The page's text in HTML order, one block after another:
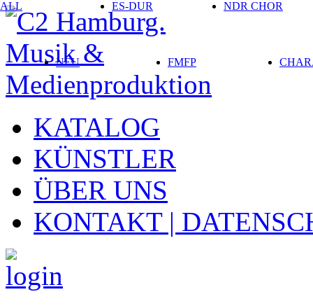
KATALOG
KÜNSTLER
ÜBER UNS
KONTAKT |
ALL ES-DUR NDR CHOR
NEU FMFP